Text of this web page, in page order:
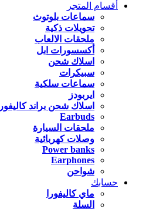
أقسام المتجر
سماعات بلوتوث
تحويلات ذكية
ملحقات الالعاب
أكسسورات ابل
اسلاك شحن
سبيكرات
سماعات سلكية
ايربودز
اسلاك شحن براند كاليفورا
Earbuds
ملحقات السيارة
وصلات كهربائية
Power banks
Earphones
شواحن
حسابك
ماي كاليفورا
السلة